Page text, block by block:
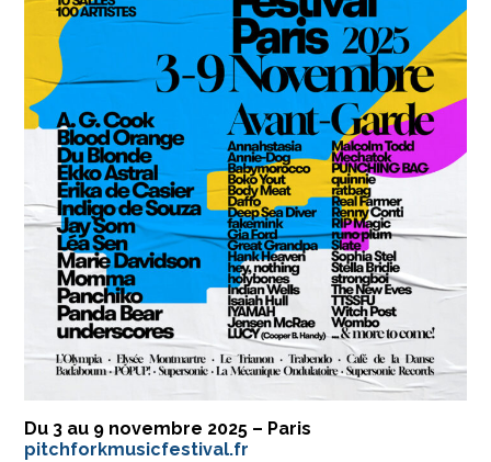
Du 3 au 9 novembre 2025 – Paris
pitchforkmusicfestival.fr